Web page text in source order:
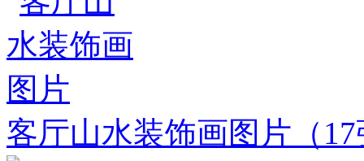
客厅山水装饰画图片 （